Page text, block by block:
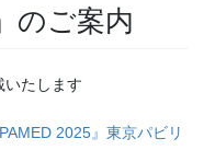
のご案内
いたします
2025』東京パビリ